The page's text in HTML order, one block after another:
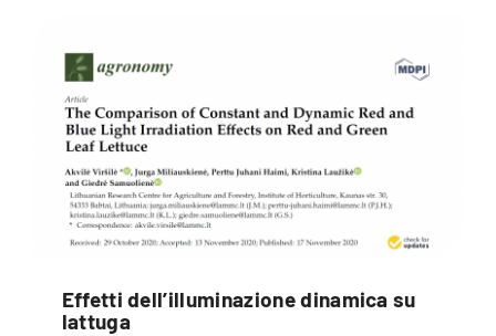
Effetti dell’illuminazione dinamica su
lattuga